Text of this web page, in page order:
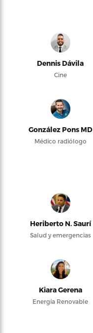
Dennis Dávila
Cine
González Pons MD
Médico radiólogo
Heriberto N. Saurí
Salud y emergencias
Kiara Gerena
Energía Renovable